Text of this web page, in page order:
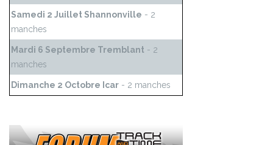
Samedi 2 Juillet Shannonville - 2
manches
Mardi 6 Septembre Tremblant - 2
manches
Dimanche 2 Octobre Icar - 2 manches